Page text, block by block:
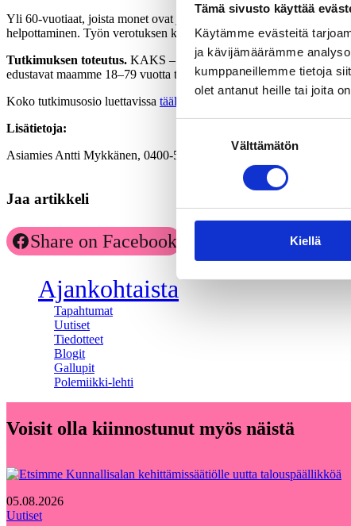
Tämä sivusto käyttää
Käytämme evästeitä
ja kävijämäärämme
kumppaneillemme tietoja
olet antanut heille tai joita
Välttämätön
Kiellä
Yli 60-vuotiaat, joista monet ovat jo eläkkeellä, suhtautuvat
helpottaminen. Työn verotuksen keventäminen miellyttää etenkin
Tutkimuksen toteutus. KAKS – Kunnallisalan kehittämissäätiön
edustavat maamme 18–79 vuotta täyttänyttä väestöä
Koko tutkimusosio luettavissa täältä
Lisätietoja:
Asiamies Antti Mykkänen, 0400-570087,
Jaa artikkeli
Share on Facebook Share on LinkedIn
Ajankohtaista
Tapahtumat
Uutiset
Tiedotteet
Blogit
Gallupit
Polemiikki-lehti
Voisit olla kiinnostunut myös näistä
05.08.2026
Uutiset